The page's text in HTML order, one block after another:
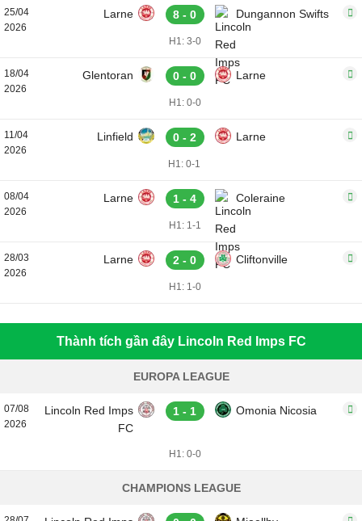
25/04
2026
Larne 8 - 0 Dungannon Swifts
H1: 3-0
18/04
2026
Glentoran 0 - 0 Larne
H1: 0-0
11/04
2026
Linfield 0 - 2 Larne
H1: 0-1
08/04
2026
Larne 1 - 4 Coleraine
H1: 1-1
28/03
2026
Larne 2 - 0 Cliftonville
H1: 1-0
Thành tích gần đây Lincoln Red Imps FC
EUROPA LEAGUE
07/08
2026
Lincoln Red Imps
FC
1 - 1 Omonia Nicosia
H1: 0-0
CHAMPIONS LEAGUE